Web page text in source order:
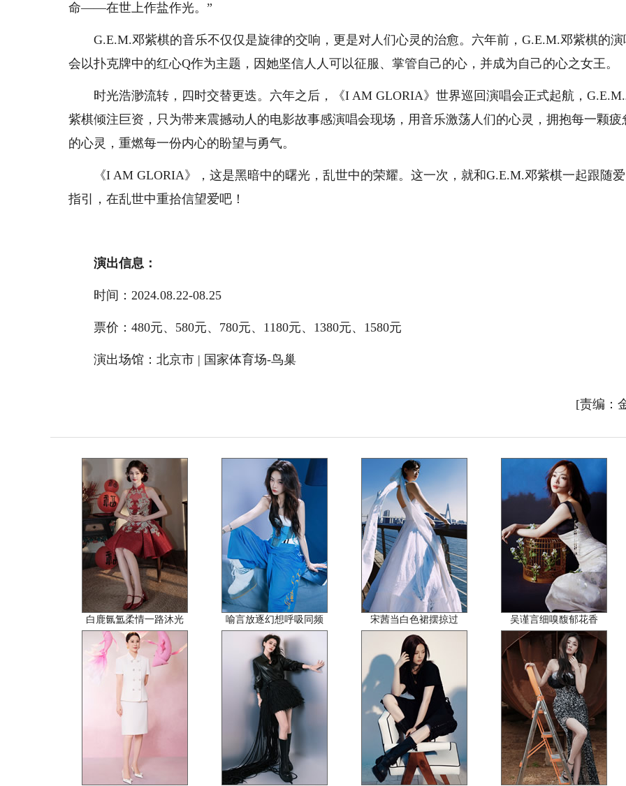
命——在世上作盐作光。”
G.E.M.邓紫棋的音乐不仅仅是旋律的交响，更是对人们心灵的治愈。六年前，G.E.M.邓紫棋的演
会以扑克牌中的红心Q作为主题，因她坚信人人可以征服、掌管自己的心，并成为自己的心之女王。
时光浩渺流转，四时交替更迭。六年之后，《I AM GLORIA》世界巡回演唱会正式起航，
紫棋倾注巨资，只为带来震撼动人的电影故事感演唱会现场，用音乐激荡人们的心灵，拥抱每一颗疲
的心灵，重燃每一份内心的盼望与勇气。
《I AM GLORIA》，这是黑暗中的曙光，乱世中的荣耀。这一次，就和G.E.M.邓紫棋一起跟随
指引，在乱世中重拾信望爱吧！
演出信息：
时间：2024.08.22-08.25
票价：480元、580元、780元、1180元、1380元、1580元
演出场馆：北京市 | 国家体育场-鸟巢
[责编：
白鹿氤氲柔情一路沐光 喻言放逐幻想呼吸同频 宋茜当白色裙摆掠过 吴谨言细嗅馥郁花香